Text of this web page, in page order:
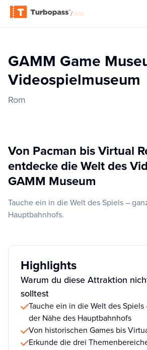
/
GAMM Game
Videospielmuseum
Rom
Von Pacman bis Virtual
entdecke die Welt des
GAMM Museum
Tauche ein in die Welt des Spiels –
Hauptbahnhofs.
Highlights
Warum du diese Attraktion
solltest
Tauche ein in die Welt des Spiels
der Nähe des Hauptbahnhofs
Von historischen Games bis
Erkunde die drei